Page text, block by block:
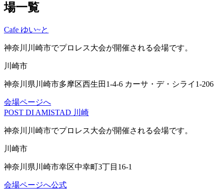
場一覧
Cafe ゆい~と
神奈川川崎市でプロレス大会が開催される会場です。
川崎市
神奈川県川崎市多摩区西生田1-4-6 カーサ・デ・シライ1-206
会場ページへ
POST DI AMISTAD 川崎
神奈川川崎市でプロレス大会が開催される会場です。
川崎市
神奈川県川崎市幸区中幸町3丁目16-1
会場ページへ公式